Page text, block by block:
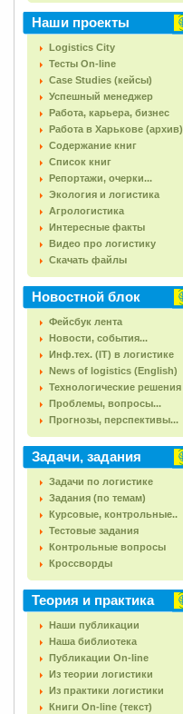
Наши проекты
Logistics City
Тесты On-line
Case Studies (кейсы)
Успешный менеджер
Работа, карьера, бизнес
Работа в Харькове (архив)
Содержание книг
Список книг
Репортажи, очерки...
Экология и логистика
Агрологистика
Интересные факты
Видео про логистику
Скачать файлы
Новостной блок
Фейсбук лента
Новости, события...
Инф.тех. (IT) в логистике
News of logistics (English)
Технологические решения
Проблемы, вопросы...
Прогнозы, перспективы...
Задачи, задания
Задачи по логистике
Задания (по темам)
Курсовые, контрольные..
Тестовые задания
Контрольные вопросы
Кроссворды
Теория и практика
Наши публикации
Наша библиотека
Публикации On-line
Из теории логистики
Из практики логистики
Книги On-line (текст)